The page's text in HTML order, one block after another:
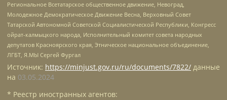
Региональное Всетатарское общественное движение, Невоград,
Молодежное Демократическое Движение Весна, Верховный Совет
Татарской Автономной Советской Социалистической Республики, Конгресс
ойрат-калмыцкого народа, Исполнительный комитет совета народных
депутатов Красноярского края, Этническое национальное объединение,
ЛГБТ, Я.МЫ Сергей Фургал
Источник: https://minjust.gov.ru/ru/documents/7822/ данные
на 03.05.2024
* Реестр иностранных агентов: